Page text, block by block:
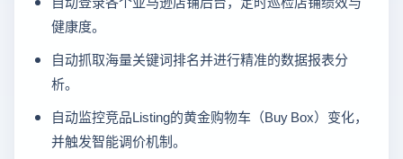
健康度。
自动抓取海量关键词排名并进行精准的数据报表分
析。
自动监控竞品Listing的黄金购物车（Buy Box）变化，
并触发智能调价机制。